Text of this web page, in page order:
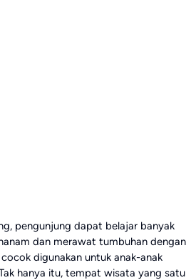
pengunjung dapat belajar banyak
dan merawat tumbuhan dengan
digunakan untuk anak-anak
hanya itu, tempat wisata yang satu